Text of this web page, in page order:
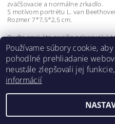
zväčšovacie a normálne zrkadlo.
S motívom portrétu L. van
Rozmer 7*7,5*2,5 cm.
Buďte prvý, kto napíše príspevok k
Pridať komentár
2026 ©hudobnavychova.sk
Používame súbory cookie,
pohodlné prehliadanie
neustále zlepšovali jej
informácií